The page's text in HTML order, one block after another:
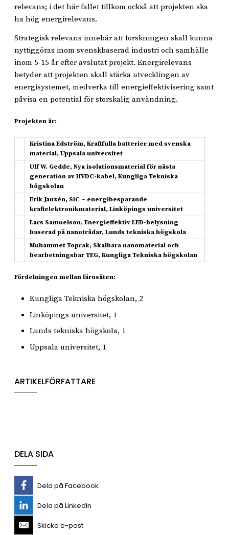
relevans; i det här fallet tillkom också att projekten ska
ha hög energirelevans.
Strategisk relevans innebär att forskningen skall kunna
nyttiggöras inom svenskbaserad industri och samhälle
inom 5-15 år efter avslutat projekt. Energirelevans
betyder att projekten skall stärka utvecklingen av
energisystemet, medverka till energieffektivisering samt
påvisa en potential för storskalig användning.
Projekten är:
Kristina Edström, Kraftfulla batterier med svenska
material, Uppsala universitet
Ulf W. Gedde, Nya isolationsmaterial för nästa
generation av HVDC-kabel, Kungliga Tekniska
högskolan
Erik Janzén, SiC – energibesparande
kraftelektronikmaterial, Linköpings universitet
Lars Samuelson, Energieffektiv LED-belysning
baserad på nanotrådar, Lunds tekniska högskola
Muhammet Toprak, Skalbara nanomaterial och
bearbetningsbar TEG, Kungliga Tekniska högskolan
Fördelningen mellan lärosäten:
Kungliga Tekniska högskolan, 2
Linköpings universitet, 1
Lunds tekniska högskola, 1
Uppsala universitet, 1
ARTIKELFÖRFATTARE
DELA SIDA
Dela på Facebook
Dela på LinkedIn
Skicka e-post